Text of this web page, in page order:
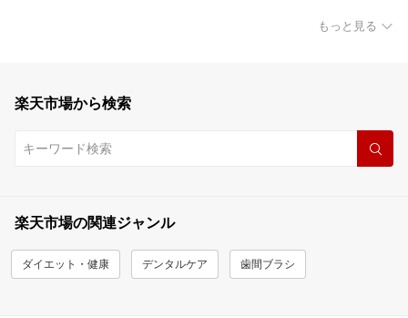
もっと見る
楽天市場から検索
楽天市場の関連ジャンル
ダイエット・健康 デンタルケア 歯間ブラシ